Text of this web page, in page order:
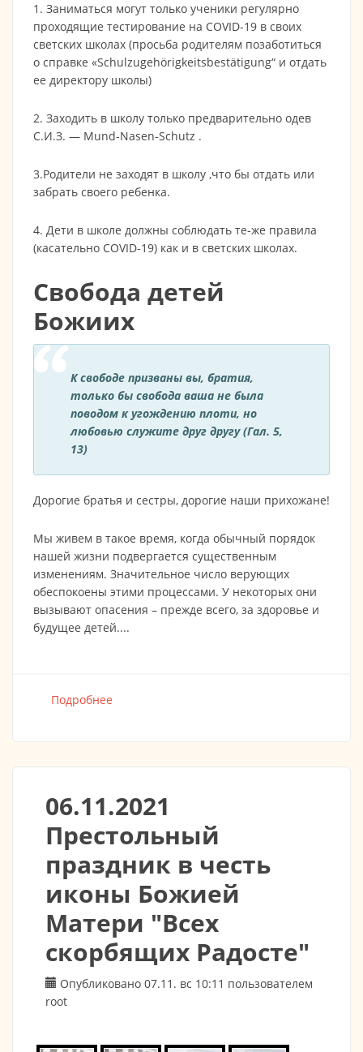
1. Заниматься могут только ученики регулярно
проходящие тестирование на COVID-19 в своих
светских школах (просьба родителям позаботиться
о справке «Schulzugehörigkeitsbestätigung“ и отдать
ее директору школы)
2. Заходить в школу только предварительно одев
С.И.З. — Mund-Nasen-Schutz .
3.Родители не заходят в школу ,что бы отдать или
забрать своего ребенка.
4. Дети в школе должны соблюдать те-же правила
(касательно COVID-19) как и в светских школах.
Свобода детей
Божиих
К свободе призваны вы, братия,
только бы свобода ваша не была
поводом к угождению плоти, но
любовью служите друг другу(Гал. 5,
13)
Дорогие братья и сестры, дорогие наши прихожане!
Мы живем в такое время, когда обычный порядок
нашей жизни подвергается существенным
изменениям. Значительное число верующих
обеспокоены этими процессами. У некоторых они
вызывают опасения – прежде всего, за здоровье и
будущее детей....
Подробнее
06.11.2021
Престольный
праздник в честь
иконы Божией
Матери "Всех
скорбящих Радосте"
Опубликовано 07.11. вс 10:11 пользователем
root